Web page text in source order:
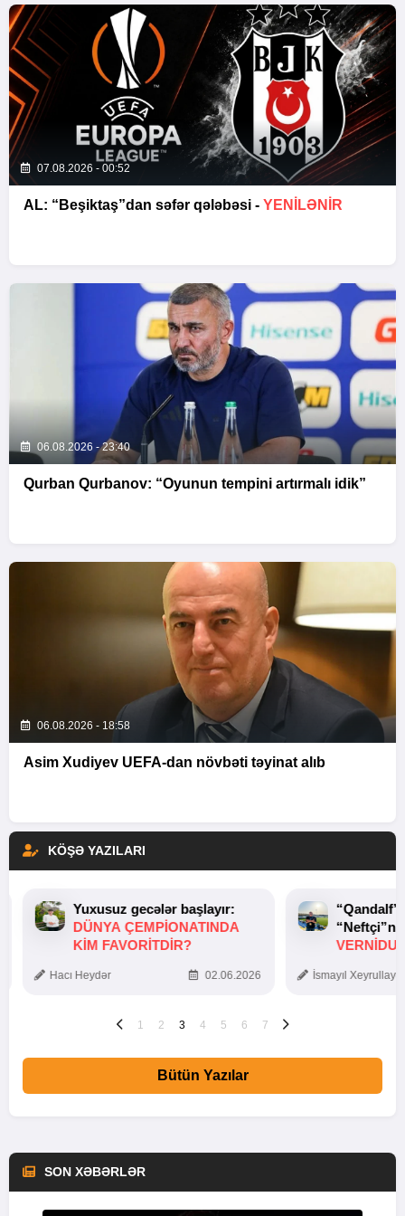
07.08.2026 - 00:52
AL: “Beşiktaş”dan səfər qələbəsi - YENİLƏNİR
06.08.2026 - 23:40
Qurban Qurbanov: “Oyunun tempini artırmalı idik”
06.08.2026 - 18:58
Asim Xudiyev UEFA-dan növbəti təyinat alıb
KÖŞƏ YAZILARI
Yuxusuz gecələr başlayır:
DÜNYA ÇEMPIONATINDA
KIM FAVORITDIR?
Hacı Heydər 02.06.2026 İsmayıl
1 2 3 4 5 6 7
Bütün Yazılar
SON XƏBƏRLƏR